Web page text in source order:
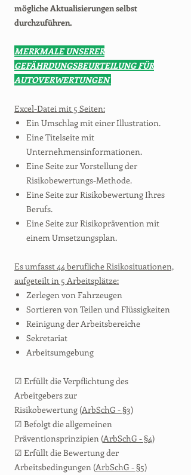
mögliche Aktualisierungen selbst
durchzuführen.
MERKMALE UNSERER
GEFÄHRDUNGSBEURTEILUNG FÜR
AUTOVERWERTUNGEN
Excel-Datei mit 5 Seiten:
Ein Umschlag mit einer Illustration.
Eine Titelseite mit
Unternehmensinformationen.
Eine Seite zur Vorstellung der
Risikobewertungs-Methode.
Eine Seite zur Risikobewertung Ihres
Berufs.
Eine Seite zur Risikoprävention mit
einem Umsetzungsplan.
Es umfasst 44 berufliche Risikosituationen,
aufgeteilt in 5 Arbeitsplätze:
Zerlegen von Fahrzeugen
Sortieren von Teilen und Flüssigkeiten
Reinigung der Arbeitsbereiche
Sekretariat
Arbeitsumgebung
☑ Erfüllt die Verpflichtung des
Arbeitgebers zur
Risikobewertung (ArbSchG - §3)
☑ Befolgt die allgemeinen
Präventionsprinzipien (ArbSchG - §4)
☑ Erfüllt die Bewertung der
Arbeitsbedingungen (ArbSchG - §5)